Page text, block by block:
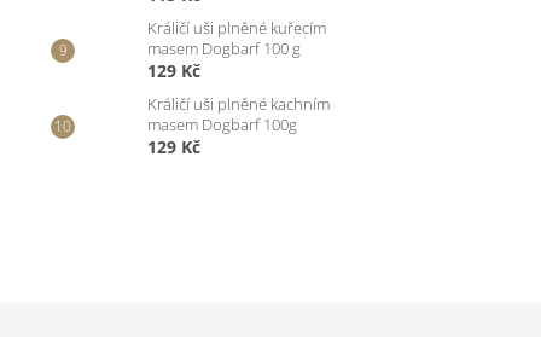
Králičí uši plněné kuřecím
masem Dogbarf 100 g
129 Kč
Králičí uši plněné kachním
masem Dogbarf 100g
129 Kč